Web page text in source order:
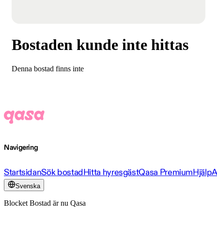
Bostaden kunde inte hittas
Denna bostad finns inte
Navigering
StartsidanSök bostadHitta hyresgästQasa PremiumHjälp
Svenska
Blocket Bostad är nu Qasa